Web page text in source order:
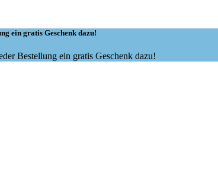
ein gratis Geschenk dazu!
Bestellung ein gratis Geschenk dazu!